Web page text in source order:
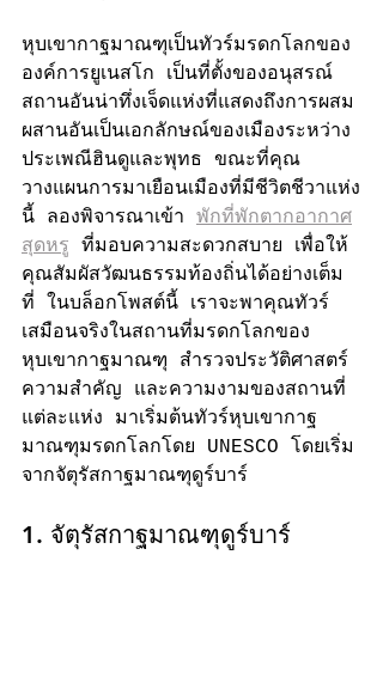
หุบเขากาฐมาณฑุเป็นทัวร์มรดกโลกของ
องค์การยูเนสโก เป็นที่ตั้งของอนุสรณ์
สถานอันน่าทึ่งเจ็ดแห่งที่แสดงถึงการผสม
ผสานอันเป็นเอกลักษณ์ของเมืองระหว่าง
ประเพณีฮินดูและพุทธ ขณะที่คุณ
วางแผนการมาเยือนเมืองที่มีชีวิตชีวาแห่ง
นี้ ลองพิจารณาเข้า พักที่พักตากอากาศ
สุดหรู ที่มอบความสะดวกสบาย เพื่อให้
คุณสัมผัสวัฒนธรรมท้องถิ่นได้อย่างเต็ม
ที่ ในบล็อกโพสต์นี้ เราจะพาคุณทัวร์
เสมือนจริงในสถานที่มรดกโลกของ
หุบเขากาฐมาณฑุ สำรวจประวัติศาสตร์
ความสำคัญ และความงามของสถานที่
แต่ละแห่ง มาเริ่มต้นทัวร์หุบเขากาฐ
มาณฑุมรดกโลกโดย UNESCO โดยเริ่ม
จากจัตุรัสกาฐมาณฑุดูร์บาร์
1. จัตุรัสกาฐมาณฑุดูร์บาร์